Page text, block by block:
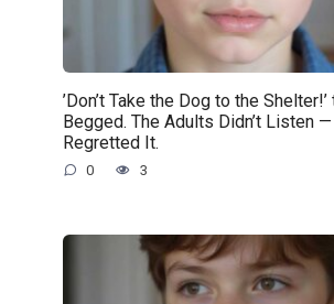
’Don’t Take the Dog to the
Begged. The Adults Didn’t Listen
Regretted It.
0 3